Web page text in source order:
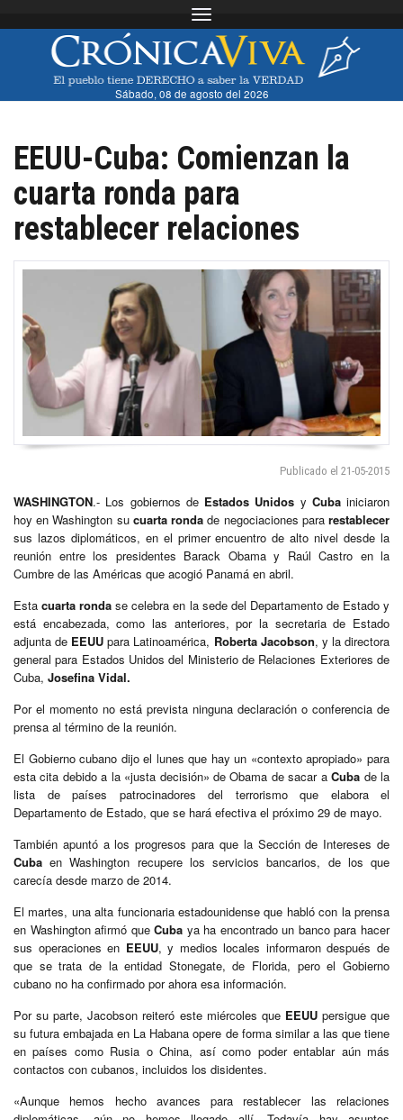
Toggle navigation
Sábado, 08 de agosto del 2026
EEUU-Cuba: Comienzan la
cuarta ronda para
restablecer relaciones
Publicado el 21-05-2015
WASHINGTON.- Los gobiernos de Estados Unidos y Cubainiciaron
hoy en Washington su cuarta ronda de negociaciones pararestablecer
sus lazos diplomáticos, en el primer encuentro de alto nivel desde la
reunión entre los presidentes Barack Obama y Raúl Castro en la
Cumbre de las Américas que acogió Panamá en abril.
Estacuarta ronda se celebra en la sede del Departamento de Estado y
está encabezada, como las anteriores, por la secretaria de Estado
adjunta de EEUU para Latinoamérica, Roberta Jacobson, y la directora
general para Estados Unidos del Ministerio de Relaciones Exteriores de
Cuba, Josefina Vidal.
Por el momento no está prevista ninguna declaración o conferencia de
prensa al término de la reunión.
El Gobierno cubano dijo el lunes que hay un «contexto apropiado» para
esta cita debido a la «justa decisión» de Obama de sacar aCuba de la
lista de países patrocinadores del terrorismo que elabora el
Departamento de Estado, que se hará efectiva el próximo 29 de mayo.
También apuntó a los progresos para que la Sección de Intereses de
Cuba en Washington recupere los servicios bancarios, de los que
carecía desde marzo de 2014.
El martes, una alta funcionaria estadounidense que habló con la prensa
en Washington afirmó queCuba ya ha encontrado un banco para hacer
sus operaciones en EEUU, y medios locales informaron después de
que se trata de la entidad Stonegate, de Florida, pero el Gobierno
cubano no ha confirmado por ahora esa información.
Por su parte, Jacobson reiteró este miércoles que EEUUpersigue que
su futura embajada en La Habana opere de forma similar a las que tiene
en países como Rusia o China, así como poder entablar aún más
contactos con cubanos, incluidos los disidentes.
«Aunque hemos hecho avances para restablecer las relaciones